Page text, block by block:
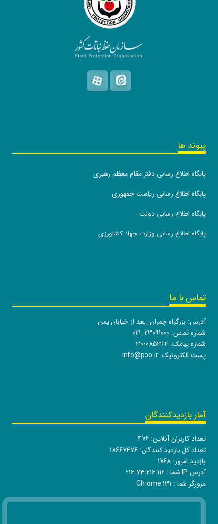
پیوند ها
پایگاه اطلاع رسانی دفتر مقام معظم رهبری
پایگاه اطلاع رسانی ریاست جمهوری
پایگاه اطلاع رسانی دولت
پایگاه اطلاع رسانی وزارت جهاد کشاورزی
تماس با ما
آدرس: بزرگراه چمران_بعد از خیابان یمن
شماره تماس: 021_23091000
شماره پیامک: 300085364
پست الکترونیک: info@ppo.ir
آمار بازدیدکنندگان
تعداد کاربران آنلاین: 476
تعداد کل بازدید کنندگان: 18667476
بازدید امروز: 1768
آدرس IP شما :
216.73.216.116
مرورگر شما : Chrome 131